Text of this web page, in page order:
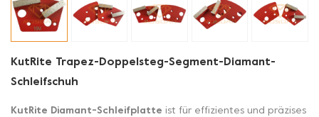
KutRite Trapez-Doppelsteg-Segment-Diamant-
Schleifschuh
KutRite Diamant-Schleifplatte ist für effizientes und präzises